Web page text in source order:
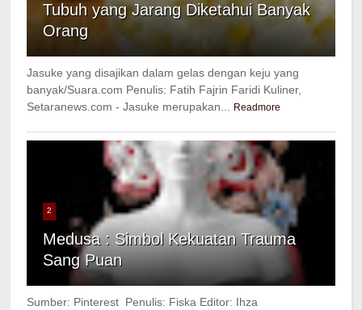
Tubuh yang Jarang Diketahui Banyak
Orang
Jasuke yang disajikan dalam gelas dengan keju yang
banyak/Suara.com Penulis: Fatih Fajrin Faridi Kuliner,
Setaranews.com - Jasuke merupakan...
Readmore
2
Medusa : Simbol Kekuatan Trauma
Sang Puan
Sumber: Pinterest Penulis: Fiska Editor: Ihza